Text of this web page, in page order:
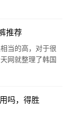
液排行榜，看看
蝶翠…
推荐
当的高，对于很
网就整理了韩国
以说是销量极高
纸尿…
吗，得胜